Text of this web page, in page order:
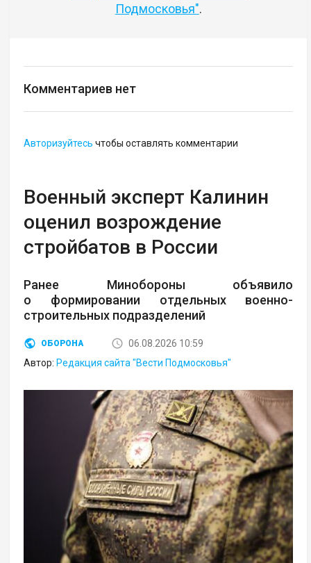
Подмосковья".
Комментариев нет
Авторизуйтесь чтобы оставлять комментарии
Военный эксперт Калинин
оценил возрождение
стройбатов в России
Ранее Минобороны объявило
о формировании отдельных военно-
строительных подразделений
ОБОРОНА
06.08.2026 10:59
Автор: Редакция сайта "Вести Подмосковья"